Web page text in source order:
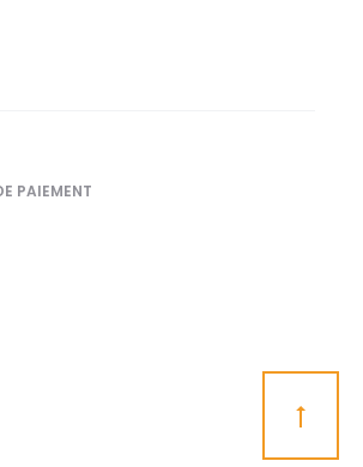
PAIEMENT